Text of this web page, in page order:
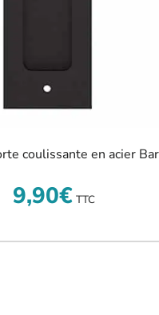
coulissante en acier
9,90€ TTC